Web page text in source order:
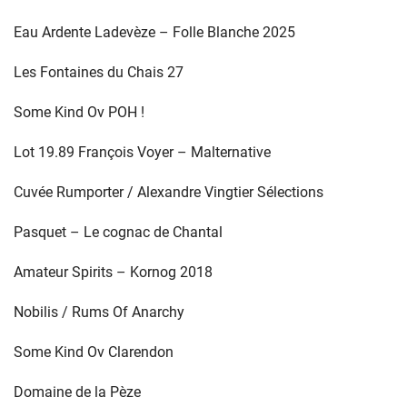
Eau Ardente Ladevèze – Folle Blanche 2025
Les Fontaines du Chais 27
Some Kind Ov POH !
Lot 19.89 François Voyer – Malternative
Cuvée Rumporter / Alexandre Vingtier Sélections
Pasquet – Le cognac de Chantal
Amateur Spirits – Kornog 2018
Nobilis / Rums Of Anarchy
Some Kind Ov Clarendon
Domaine de la Pèze